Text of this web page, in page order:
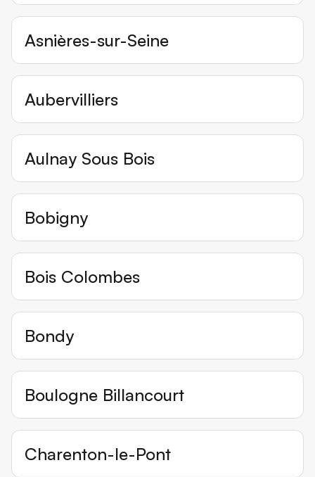
Asnières-sur-Seine
Aubervilliers
Aulnay Sous Bois
Bobigny
Bois Colombes
Bondy
Boulogne Billancourt
Charenton-le-Pont